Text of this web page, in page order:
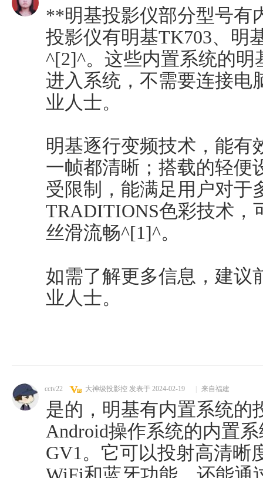
**明基投影仪部分型号有
投影仪有明基TK703、明
^[2]^。这些内置系统的明
进入系统，不需要连接电
业人士。
明基逐行变频技术，能有
一帧都清晰；搭载的轻便
受限制，能满足用户对于
TRADITIONS色彩技术，
丝滑流畅^[1]^。
如需了解更多信息，建议
业人士。
cctv22 大神级投影控 发表于 2024-02-19 来自福建
是的，明基有内置系统的
Android操作系统的内置
GV1。它可以投射高清晰